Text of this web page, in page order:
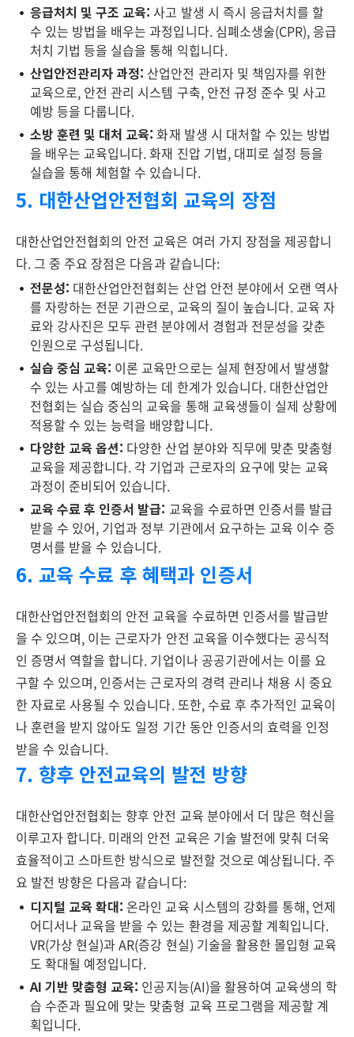
응급처치 및 구조 교육: 사고 발생 시 즉시 응급처치를 할
수 있는 방법을 배우는 과정입니다. 심폐소생술(CPR), 응급
처치 기법 등을 실습을 통해 익힙니다.
산업안전관리자 과정: 산업안전 관리자 및 책임자를 위한
교육으로, 안전 관리 시스템 구축, 안전 규정 준수 및 사고
예방 등을 다룹니다.
소방 훈련 및 대처 교육: 화재 발생 시 대처할 수 있는 방법
을 배우는 교육입니다. 화재 진압 기법, 대피로 설정 등을
실습을 통해 체험할 수 있습니다.
5. 대한산업안전협회 교육의 장점
대한산업안전협회의 안전 교육은 여러 가지 장점을 제공합니
다. 그 중 주요 장점은 다음과 같습니다:
전문성: 대한산업안전협회는 산업 안전 분야에서 오랜 역사
를 자랑하는 전문 기관으로, 교육의 질이 높습니다. 교육 자
료와 강사진은 모두 관련 분야에서 경험과 전문성을 갖춘
인원으로 구성됩니다.
실습 중심 교육: 이론 교육만으로는 실제 현장에서 발생할
수 있는 사고를 예방하는 데 한계가 있습니다. 대한산업안
전협회는 실습 중심의 교육을 통해 교육생들이 실제 상황에
적용할 수 있는 능력을 배양합니다.
다양한 교육 옵션: 다양한 산업 분야와 직무에 맞춘 맞춤형
교육을 제공합니다. 각 기업과 근로자의 요구에 맞는 교육
과정이 준비되어 있습니다.
교육 수료 후 인증서 발급: 교육을 수료하면 인증서를 발급
받을 수 있어, 기업과 정부 기관에서 요구하는 교육 이수 증
명서를 받을 수 있습니다.
6. 교육 수료 후 혜택과 인증서
대한산업안전협회의 안전 교육을 수료하면 인증서를 발급받
을 수 있으며, 이는 근로자가 안전 교육을 이수했다는 공식적
인 증명서 역할을 합니다. 기업이나 공공기관에서는 이를 요
구할 수 있으며, 인증서는 근로자의 경력 관리나 채용 시 중요
한 자료로 사용될 수 있습니다. 또한, 수료 후 추가적인 교육이
나 훈련을 받지 않아도 일정 기간 동안 인증서의 효력을 인정
받을 수 있습니다.
7. 향후 안전교육의 발전 방향
대한산업안전협회는 향후 안전 교육 분야에서 더 많은 혁신을
이루고자 합니다. 미래의 안전 교육은 기술 발전에 맞춰 더욱
효율적이고 스마트한 방식으로 발전할 것으로 예상됩니다. 주
요 발전 방향은 다음과 같습니다:
디지털 교육 확대: 온라인 교육 시스템의 강화를 통해, 언제
어디서나 교육을 받을 수 있는 환경을 제공할 계획입니다.
VR(가상 현실)과 AR(증강 현실) 기술을 활용한 몰입형 교육
도 확대될 예정입니다.
AI 기반 맞춤형 교육: 인공지능(AI)을 활용하여 교육생의 학
습 수준과 필요에 맞는 맞춤형 교육 프로그램을 제공할 계
획입니다.